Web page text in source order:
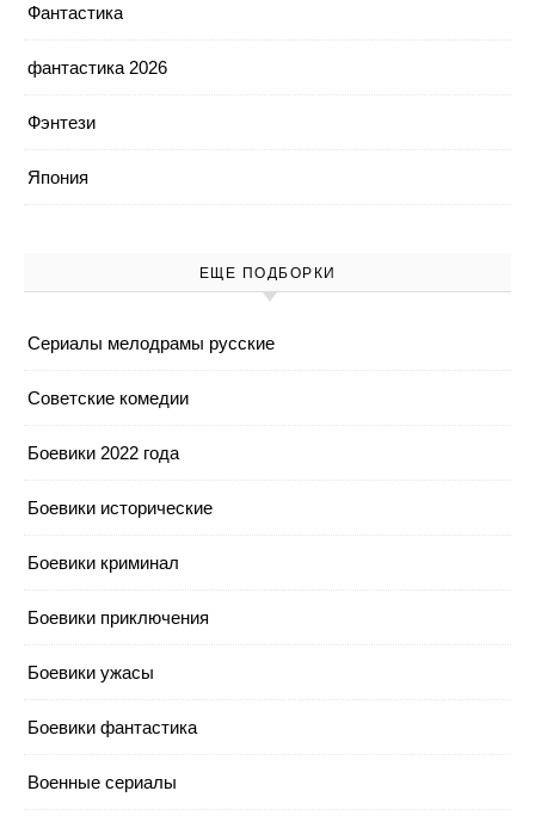
Фантастика
фантастика 2026
Фэнтези
Япония
ЕЩЕ ПОДБОРКИ
Cериалы мелодрамы русские
Cоветские комедии
Боевики 2022 года
Боевики исторические
Боевики криминал
Боевики приключения
Боевики ужасы
Боевики фантастика
Военные сериалы